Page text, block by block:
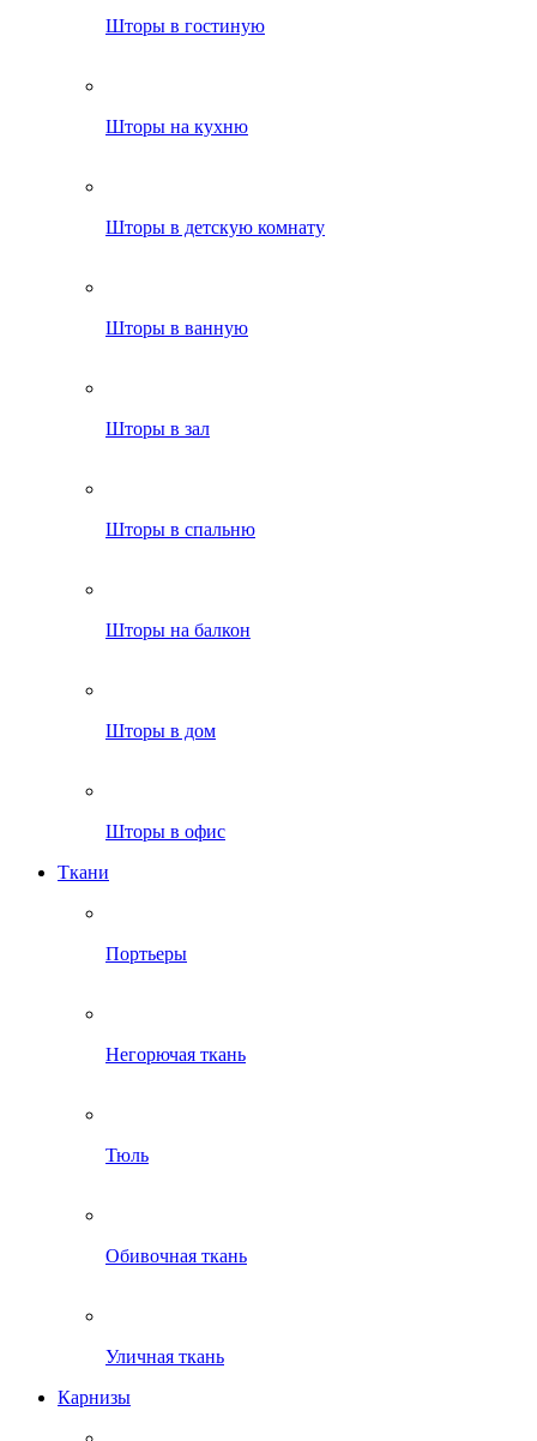
Шторы в гостиную
Шторы на кухню
Шторы в детскую комнату
Шторы в ванную
Шторы в зал
Шторы в спальню
Шторы на балкон
Шторы в дом
Шторы в офис
Ткани
Портьеры
Негорючая ткань
Тюль
Обивочная ткань
Уличная ткань
Карнизы